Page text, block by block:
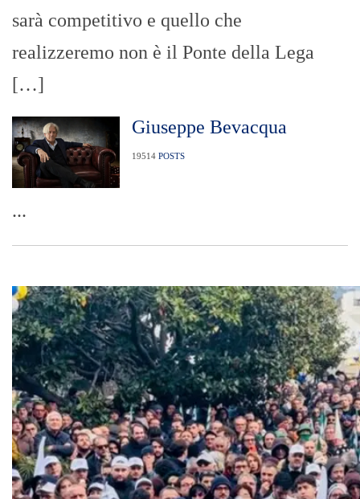
sarà competitivo e quello che
realizzeremo non è il Ponte della Lega
[…]
Giuseppe Bevacqua
19514 POSTS
...